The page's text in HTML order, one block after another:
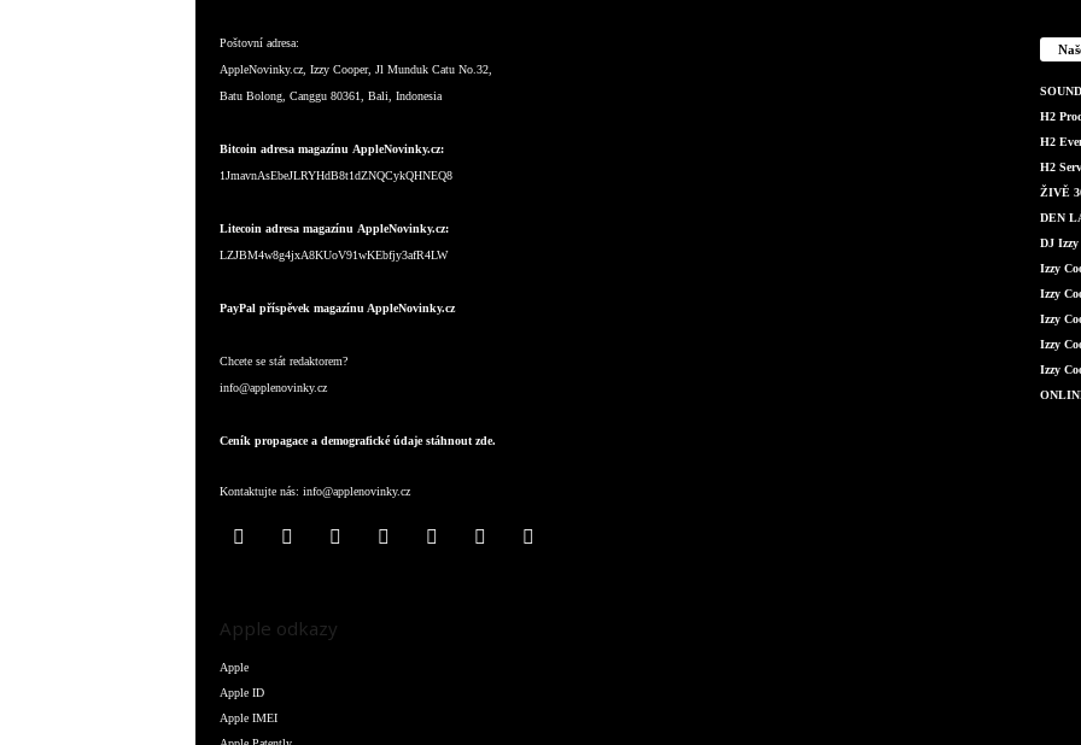
Poštovní adresa:
AppleNovinky.cz, Izzy Cooper, Jl Munduk Catu No.32,
Batu Bolong, Canggu 80361, Bali, Indonesia
Bitcoin adresa magazínu AppleNovinky.cz:
1JmavnAsEbeJLRYHdB8t1dZNQCykQHNEQ8
Litecoin adresa magazínu AppleNovinky.cz:
LZJBM4w8g4jxA8KUoV91wKEbfjy3afR4LW
PayPal příspěvek magazínu AppleNovinky.cz
Chcete se stát redaktorem?
info@applenovinky.cz
Ceník propagace a demografické údaje stáhnout zde.
Kontaktujte nás: info@applenovinky.cz
Apple odkazy
Apple
Apple ID
Apple IMEI
H2
H2
H2
ŽIVĚ
DEN
DJ Izzy
Izzy
Izzy
Izzy
Izzy
Izzy